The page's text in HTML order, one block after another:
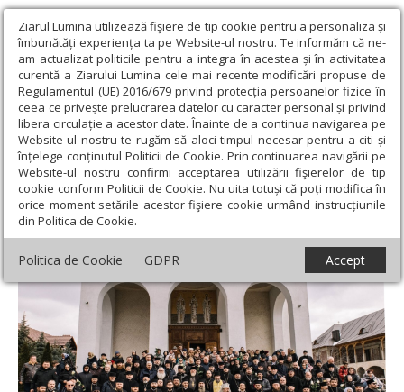
Ziarul Lumina utilizează fişiere de tip cookie pentru a personaliza și
îmbunătăți experiența ta pe Website-ul nostru. Te informăm că ne-
am actualizat politicile pentru a integra în acestea și în activitatea
curentă a Ziarului Lumina cele mai recente modificări propuse de
Regulamentul (UE) 2016/679 privind protecția persoanelor fizice în
ceea ce privește prelucrarea datelor cu caracter personal și privind
libera circulație a acestor date. Înainte de a continua navigarea pe
Website-ul nostru te rugăm să aloci timpul necesar pentru a citi și
înțelege conținutul Politicii de Cookie. Prin continuarea navigării pe
Website-ul nostru confirmi acceptarea utilizării fişierelor de tip
cookie conform Politicii de Cookie. Nu uita totuși că poți modifica în
orice moment setările acestor fişiere cookie urmând instrucțiunile
din Politica de Cookie.
Politica de Cookie GDPR Accept
Ziarul Lumina › Actualitate religioasă › Știri › Credincioșii din
Chișinău și-au întâmpinat cu bucurie noul Episcop-vicar
Credincioșii din Chișinău și-au întâmpinat
cu bucurie noul Episcop-vicar